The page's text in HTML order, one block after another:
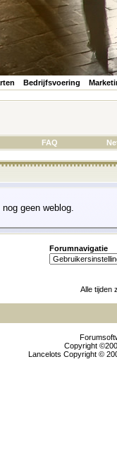
Bedrijfsvoering
FAQ
geen weblog.
Forumnavigatie
Alle tijden
Copyright
Lancelots Copyright ©